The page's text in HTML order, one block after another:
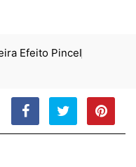
Efeito Pincel